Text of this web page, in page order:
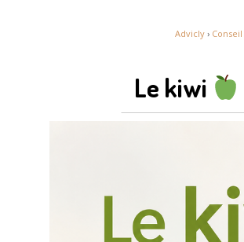
Advicly › Conseil
Le kiwi